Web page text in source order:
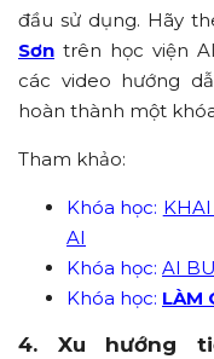
đầu sử dụng. Hãy
Sơn trên học viện
các video hướng
hoàn thành một
Tham khảo:
Khóa học:
AI
Khóa học: AI
Khóa học: LÀM
4. Xu hướng